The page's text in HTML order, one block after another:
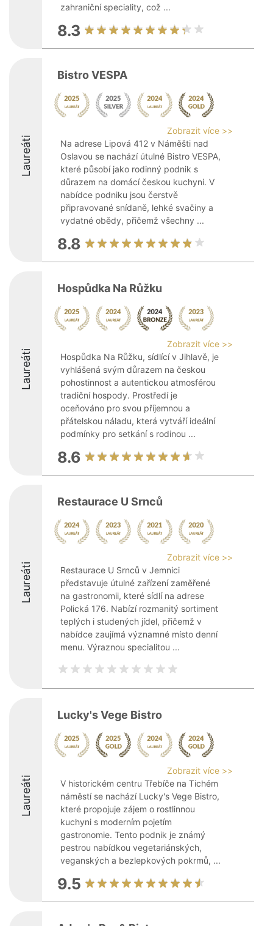
zahraniční speciality, což ...
8.3
Laureáti
Bistro VESPA
Zobrazit více >>
Na adrese Lipová 412 v Náměšti nad
Oslavou se nachází útulné Bistro VESPA,
které působí jako rodinný podnik s
důrazem na domácí českou kuchyni. V
nabídce podniku jsou čerstvě
připravované snídaně, lehké svačiny a
vydatné obědy, přičemž všechny ...
8.8
Laureáti
Hospůdka Na Růžku
Zobrazit více >>
Hospůdka Na Růžku, sídlící v Jihlavě, je
vyhlášená svým důrazem na českou
pohostinnost a autentickou atmosférou
tradiční hospody. Prostředí je
oceňováno pro svou příjemnou a
přátelskou náladu, která vytváří ideální
podmínky pro setkání s rodinou ...
8.6
Laureáti
Restaurace U Srnců
Zobrazit více >>
Restaurace U Srnců v Jemnici
představuje útulné zařízení zaměřené
na gastronomii, které sídlí na adrese
Polická 176. Nabízí rozmanitý sortiment
teplých i studených jídel, přičemž v
nabídce zaujímá významné místo denní
menu. Výraznou specialitou ...
Laureáti
Lucky's Vege Bistro
Zobrazit více >>
V historickém centru Třebíče na Tichém
náměstí se nachází Lucky's Vege Bistro,
které propojuje zájem o rostlinnou
kuchyni s moderním pojetím
gastronomie. Tento podnik je známý
pestrou nabídkou vegetariánských,
veganských a bezlepkových pokrmů, ...
9.5